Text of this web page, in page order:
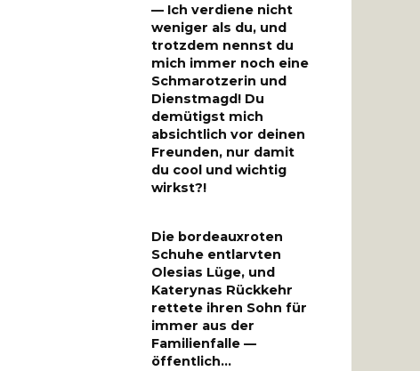
— Ich verdiene nicht
weniger als du, und
trotzdem nennst du
mich immer noch eine
Schmarotzerin und
Dienstmagd! Du
demütigst mich
absichtlich vor deinen
Freunden, nur damit
du cool und wichtig
wirkst?!
Die bordeauxroten
Schuhe entlarvten
Olesias Lüge, und
Katerynas Rückkehr
rettete ihren Sohn für
immer aus der
Familienfalle —
öffentlich…